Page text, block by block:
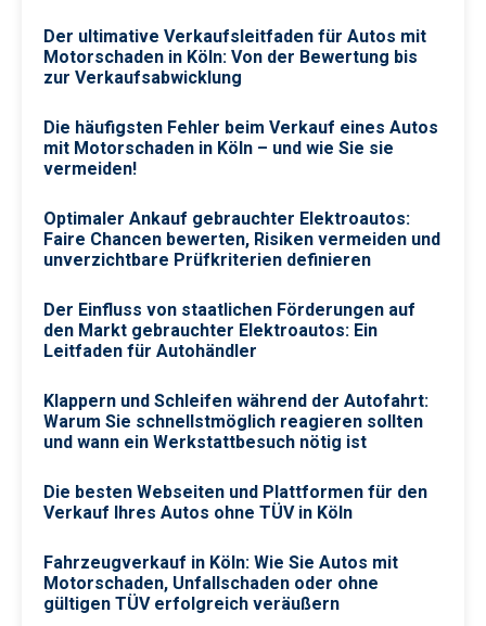
Der ultimative Verkaufsleitfaden für Autos mit
Motorschaden in Köln: Von der Bewertung bis
zur Verkaufsabwicklung
Die häufigsten Fehler beim Verkauf eines Autos
mit Motorschaden in Köln – und wie Sie sie
vermeiden!
Optimaler Ankauf gebrauchter Elektroautos:
Faire Chancen bewerten, Risiken vermeiden und
unverzichtbare Prüfkriterien definieren
Der Einfluss von staatlichen Förderungen auf
den Markt gebrauchter Elektroautos: Ein
Leitfaden für Autohändler
Klappern und Schleifen während der Autofahrt:
Warum Sie schnellstmöglich reagieren sollten
und wann ein Werkstattbesuch nötig ist
Die besten Webseiten und Plattformen für den
Verkauf Ihres Autos ohne TÜV in Köln
Fahrzeugverkauf in Köln: Wie Sie Autos mit
Motorschaden, Unfallschaden oder ohne
gültigen TÜV erfolgreich veräußern